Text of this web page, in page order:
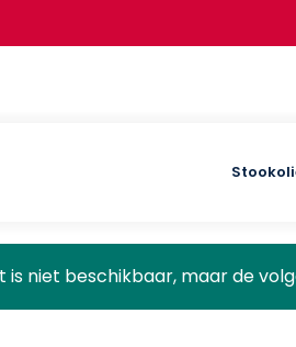
Main
niet beschikbaar, maar de